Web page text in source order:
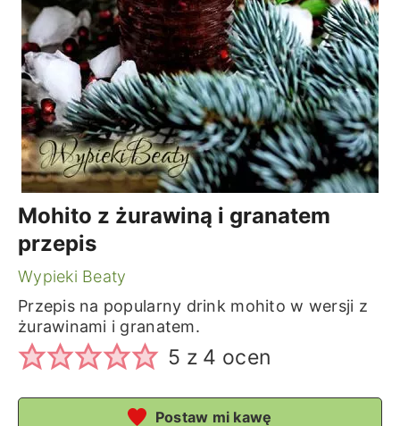
Mohito z żurawiną i granatem
przepis
Wypieki Beaty
Przepis na popularny drink mohito w wersji z
żurawinami i granatem.
5 z 4 ocen
Postaw mi kawę